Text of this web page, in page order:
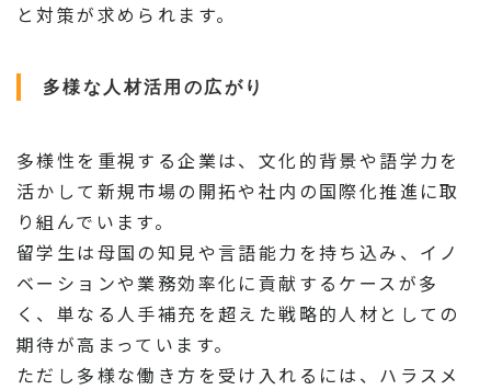
と対策が求められます。
多様な人材活用の広がり
多様性を重視する企業は、文化的背景や語学力を
活かして新規市場の開拓や社内の国際化推進に取
り組んでいます。
留学生は母国の知見や言語能力を持ち込み、イノ
ベーションや業務効率化に貢献するケースが多
く、単なる人手補充を超えた戦略的人材としての
期待が高まっています。
ただし多様な働き方を受け入れるには、ハラスメ